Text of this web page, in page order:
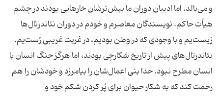
و می‌بالد. اما ادیبان دوران ما بیش‌ترشان خارهایی بودند در چشم
هیأت حاکم. نویسندگان معاصرم و خودم در دوران نئاندرتال‌ها
زیست‌یم و با وجودی که در وطن بودیم، در غربت غریبی رُست‌یم.
نئاندرتال‌های پیش از تاریخ شکارچی بودند، اما هرگز جنگ انسان با
انسان مطرح نبود. خدا بنی اعمال‌شان را بیامرزد و خودشان را هم
رحمت کند که به شکار حیوان برای پُر کردن شکم خود و